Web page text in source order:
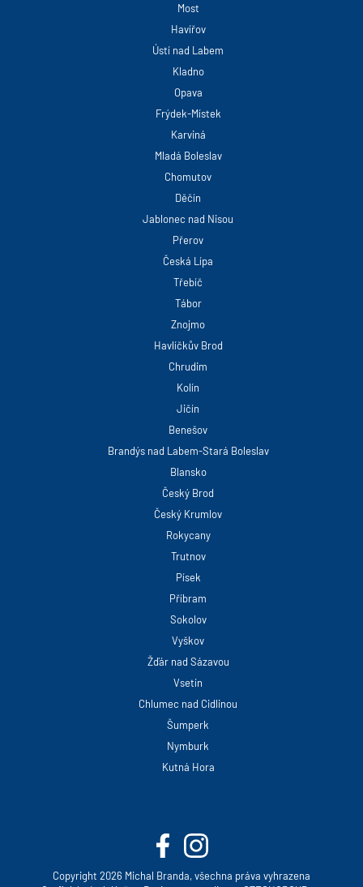
Most
Havířov
Ústí nad Labem
Kladno
Opava
Frýdek-Místek
Karviná
Mladá Boleslav
Chomutov
Děčín
Jablonec nad Nisou
Přerov
Česká Lípa
Třebíč
Tábor
Znojmo
Havlíčkův Brod
Chrudim
Kolín
Jičín
Benešov
Brandýs nad Labem-Stará Boleslav
Blansko
Český Brod
Český Krumlov
Rokycany
Trutnov
Písek
Příbram
Sokolov
Vyškov
Žďár nad Sázavou
Vsetín
Chlumec nad Cidlinou
Šumperk
Nymburk
Kutná Hora
Copyright 2026 Michal Branda, všechna práva vyhrazena